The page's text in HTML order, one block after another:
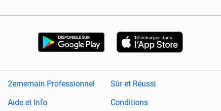
2ememain Professionnel
Sûr et Réussi
Aide et Info
Conditions